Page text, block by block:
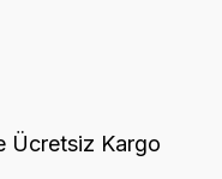
Ücretsiz Kargo